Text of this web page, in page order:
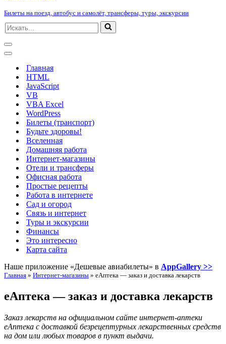
Билеты на поезд, автобус и самолёт, трансферы, туры, экскурсии
Искать...
Меню
навигации
Меню
навигацииГлавная
HTML
JavaScript
VB
VBA Excel
WordPress
Билеты (транспорт)
Будьте здоровы!
Вселенная
Домашняя работа
Интернет-магазины
Отели и трансферы
Офисная работа
Простые рецепты
Работа в интернете
Сад и огород
Связь и интернет
Туры и экскурсии
Финансы
Это интересно
Карта сайта
Наше приложение «Дешевые авиабилеты» в AppGallery >>
Главная » Интернет-магазины » еАптека — заказ и доставка лекарств
еАптека — заказ и доставка лекарств
Заказ лекарств на официальном сайте интернет-аптеки
еАптека с доставкой безрецептурных лекарственных средств
на дом или любых товаров в пункт выдачи.